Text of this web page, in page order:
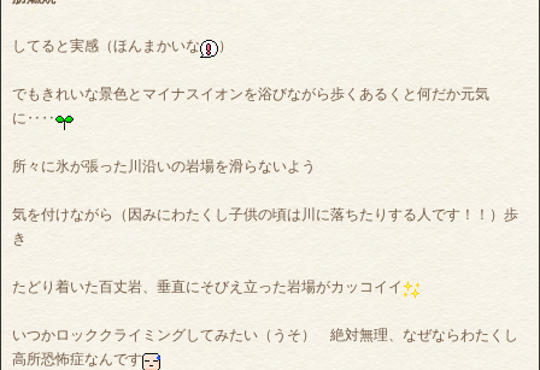
してると実感（ほんまかいな ）
でもきれいな景色とマイナスイオンを浴びながら歩くあるくと何だか元気
に‥‥
所々に氷が張った川沿いの岩場を滑らないよう
気を付けながら（因みにわたくし子供の頃は川に落ちたりする人です！！）歩
き
たどり着いた百丈岩、垂直にそびえ立った岩場がカッコイイ
いつかロッククライミングしてみたい（うそ） 絶対無理、なぜならわたくし
高所恐怖症なんです